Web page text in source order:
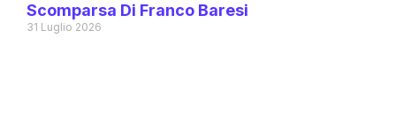
Scomparsa Di Franco Baresi
31 Luglio 2026